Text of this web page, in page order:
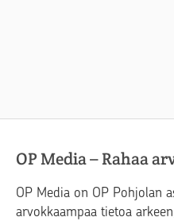
OP Media – Rahaa
OP Media on OP Pohjolan
arvokkaampaa tietoa